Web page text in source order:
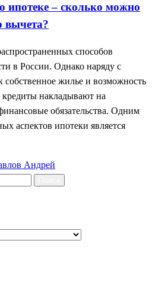
ипотеке – сколько можно
вычета?
способов
в России. Однако наряду с
собственное жилье и возможность
накладывают на
обязательства. Одним
аспектов ипотеки является
Андрей